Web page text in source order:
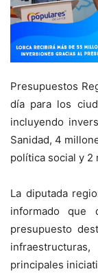
Presupuestos
día para los
incluyendo
Sanidad, 4
política social y 2
La diputada
informado que
presupuesto
principales